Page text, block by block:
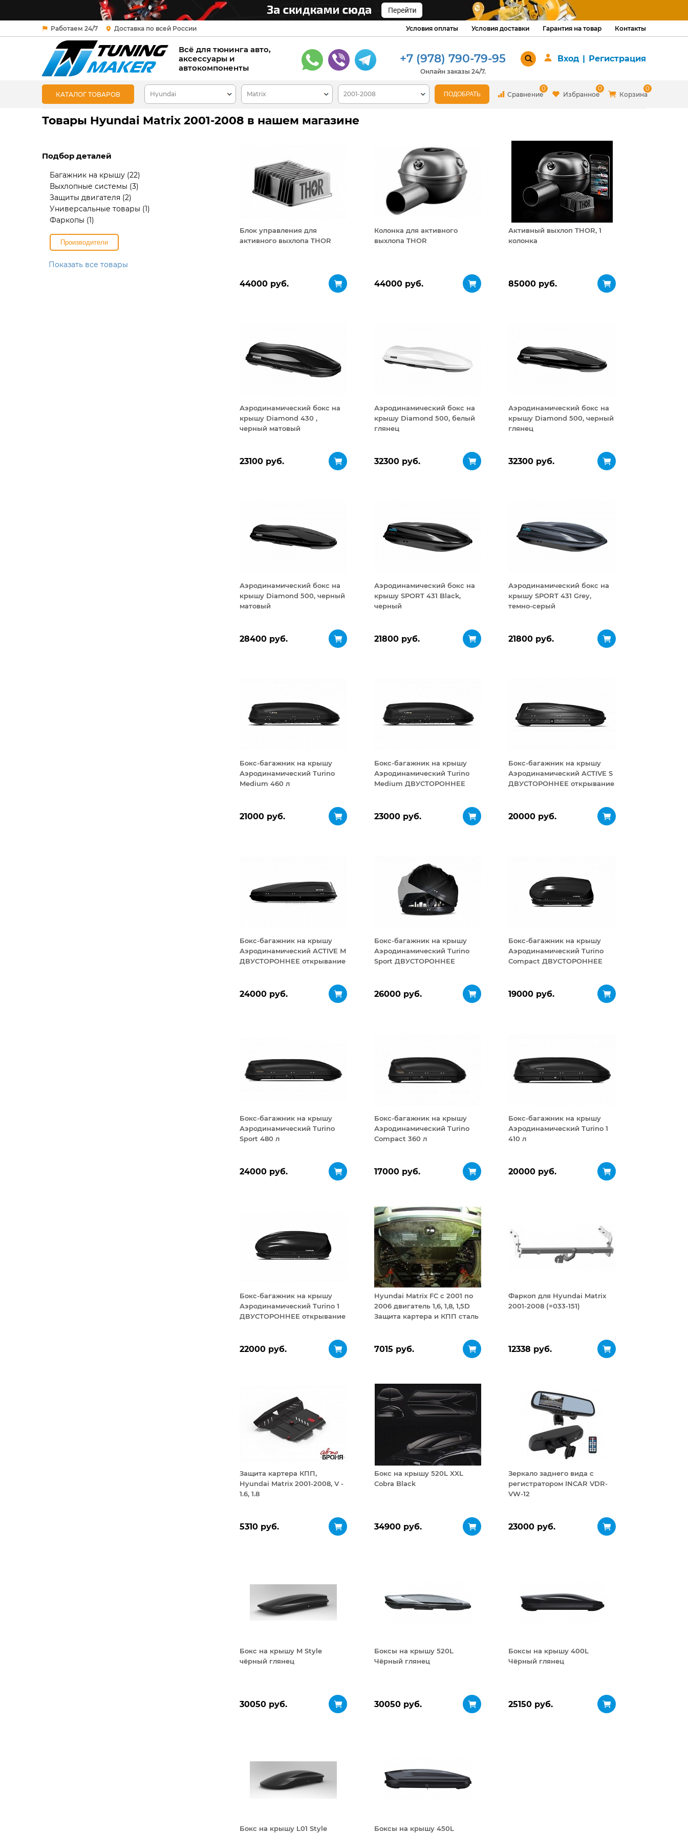
Работаем 24/7 Доставка по всей России Условия оплаты Условия доставки Гарантия на товар Контакты
Всё для тюнинга авто,
аксессуары и
автокомпоненты
+7 (978) 790-79-95
Онлайн заказы 24/7.
Вход | Регистрация
КАТАЛОГ ТОВАРОВ Сравнение
0
Избранное
0
Корзина
0
Товары Hyundai Matrix 2001-2008 в нашем магазине
Подбор деталей
Багажник на крышу (22)
Выхлопные системы (3)
Защиты двигателя (2)
Универсальные товары (1)
Фаркопы (1)
Производители
Показать все товары
Блок управления для
активного выхлопа THOR
44000 руб.
Колонка для активного
выхлопа THOR
44000 руб.
Активный выхлоп THOR, 1
колонка
85000 руб.
Аэродинамический бокс на
крышу Diamond 430 ,
черный матовый
23100 руб.
Аэродинамический бокс на
крышу Diamond 500, белый
глянец
32300 руб.
Аэродинамический бокс на
крышу Diamond 500, черный
глянец
32300 руб.
Аэродинамический бокс на
крышу Diamond 500, черный
матовый
28400 руб.
Аэродинамический бокс на
крышу SPORT 431 Black,
черный
21800 руб.
Аэродинамический бокс на
крышу SPORT 431 Grey,
темно-серый
21800 руб.
Бокс-багажник на крышу
Аэродинамический Turino
Medium 460 л
21000 руб.
Бокс-багажник на крышу
Аэродинамический Turino
Medium ДВУСТОРОННЕЕ
23000 руб.
Бокс-багажник на крышу
Аэродинамический ACTIVE S
ДВУСТОРОННЕЕ открывание
20000 руб.
Бокс-багажник на крышу
Аэродинамический ACTIVE М
ДВУСТОРОННЕЕ открывание
24000 руб.
Бокс-багажник на крышу
Аэродинамический Turino
Sport ДВУСТОРОННЕЕ
26000 руб.
Бокс-багажник на крышу
Аэродинамический Turino
Compact ДВУСТОРОННЕЕ
19000 руб.
Бокс-багажник на крышу
Аэродинамический Turino
Sport 480 л
24000 руб.
Бокс-багажник на крышу
Аэродинамический Turino
Compact 360 л
17000 руб.
Бокс-багажник на крышу
Аэродинамический Turino 1
410 л
20000 руб.
Бокс-багажник на крышу
Аэродинамический Turino 1
ДВУСТОРОННЕЕ открывание
22000 руб.
Hyundai Matrix FC с 2001 по
2006 двигатель 1,6, 1,8, 1,5D
Защита картера и КПП сталь
7015 руб.
Фаркоп для Hyundai Matrix
2001-2008 (=033-151)
12338 руб.
Защита картера КПП,
Hyundai Matrix 2001-2008, V -
1.6, 1.8
5310 руб.
Бокс на крышу 520L XXL
Cobra Black
34900 руб.
Зеркало заднего вида с
регистратором INCAR VDR-
VW-12
23000 руб.
Бокс на крышу M Style
чёрный глянец
30050 руб.
Боксы на крышу 520L
Чёрный глянец
30050 руб.
Боксы на крышу 400L
Чёрный глянец
25150 руб.
Бокс на крышу L01 Style Боксы на крышу 450L